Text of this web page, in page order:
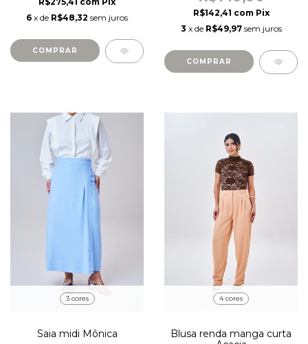
6 x de R$48,32 sem juros
COMPRAR
R$142,41 com Pix
3 x de R$49,97 sem juros
COMPRAR
3 cores
Saia midi Mônica
4 cores
Blusa renda manga curta